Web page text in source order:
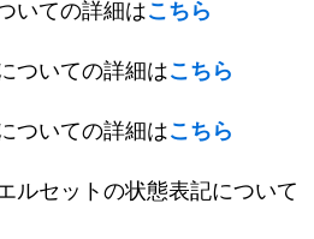
いての詳細はこちら
ついての詳細はこちら
ついての詳細はこちら
ルセットの状態表記について